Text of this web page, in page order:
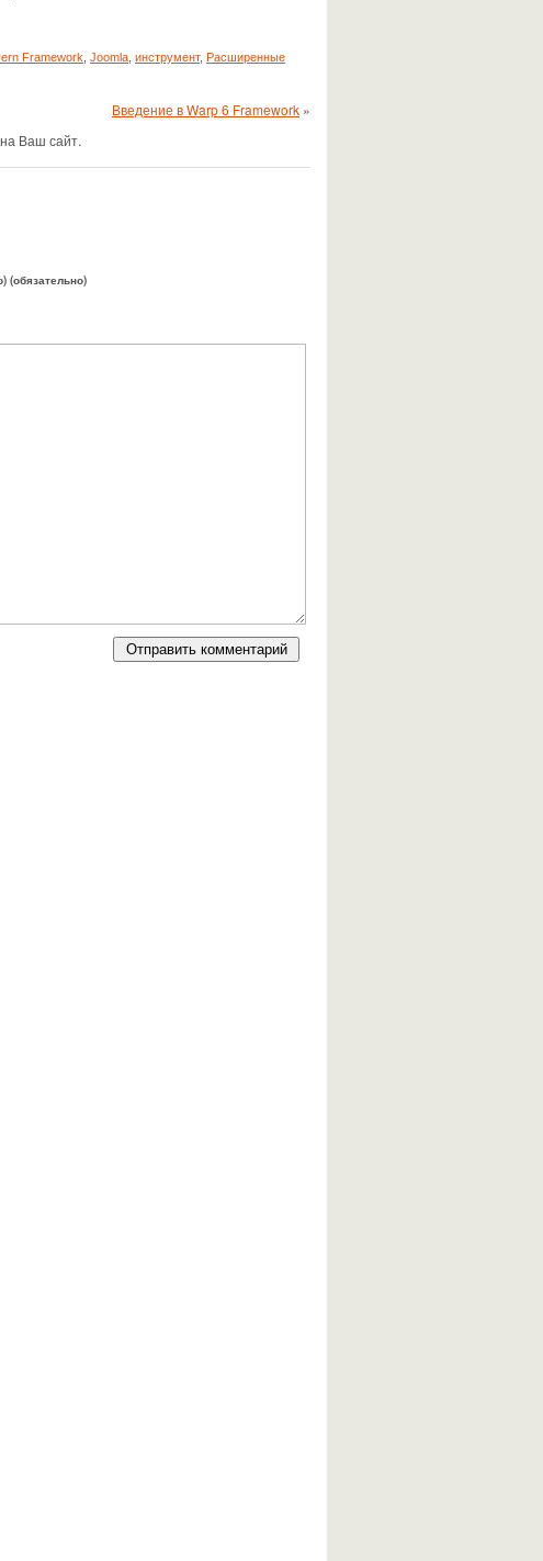
Framework Joomla инструмент, Расширенные
Введение в Warp 6 Framework »
на Ваш сайт.
(обязательно)